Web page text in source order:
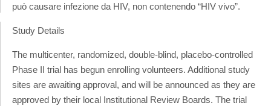
può causare infezione da HIV, non contenendo “HIV vivo”.
Study Details
The multicenter, randomized, double-blind, placebo-controlled
Phase II trial has begun enrolling volunteers. Additional study
sites are awaiting approval, and will be announced as they are
approved by their local Institutional Review Boards. The trial